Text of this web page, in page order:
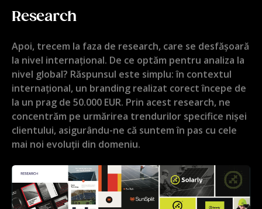
Research
Apoi, trecem la faza de research, care se desfășoară
la nivel internațional. De ce optăm pentru analiza la
nivel global? Răspunsul este simplu: în contextul
internațional, un branding realizat corect începe de
la un prag de 50.000 EUR. Prin acest research, ne
concentrăm pe urmărirea trendurilor specifice nișei
clientului, asigurându-ne că suntem în pas cu cele
mai noi evoluții din domeniu.